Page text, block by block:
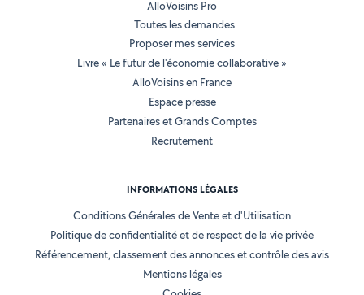
AlloVoisins Pro
Toutes les demandes
Proposer mes services
Livre « Le futur de l'économie collaborative »
AlloVoisins en France
Espace presse
Partenaires et Grands Comptes
Recrutement
INFORMATIONS LÉGALES
Conditions Générales de Vente et d'Utilisation
Politique de confidentialité et de respect de la vie privée
Référencement, classement des annonces et contrôle des avis
Mentions légales